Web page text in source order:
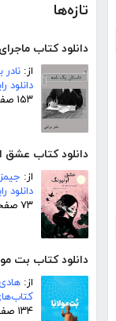
تازه‌ها
دانلود کتاب
از: نادر
دانلود
۱۵۳ صفحه
دانلود کتاب عشق
از:
دانلود
۷۳ صفحه
دانلود کتاب بت
از:
۱۳۴ صفحه